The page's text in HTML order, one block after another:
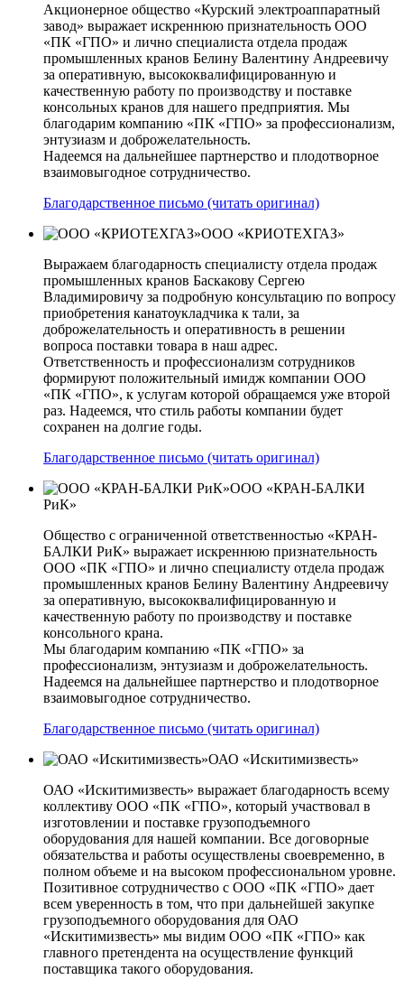
Акционерное общество «Курский электроаппаратный
завод» выражает искреннюю признательность ООО
«ПК «ГПО» и лично специалиста отдела продаж
промышленных кранов Белину Валентину Андреевичу
за оперативную, высококвалифицированную и
качественную работу по производству и поставке
консольных кранов для нашего предприятия. Мы
благодарим компанию «ПК «ГПО» за профессионализм,
энтузиазм и доброжелательность.
Надеемся на дальнейшее партнерство и плодотворное
взаимовыгодное сотрудничество.
Благодарственное письмо (читать оригинал)
ООО «КРИОТЕХГАЗ»
Выражаем благодарность специалисту отдела продаж
промышленных кранов Баскакову Сергею
Владимировичу за подробную консультацию по вопросу
приобретения канатоукладчика к тали, за
доброжелательность и оперативность в решении
вопроса поставки товара в наш адрес.
Ответственность и профессионализм сотрудников
формируют положительный имидж компании ООО
«ПК «ГПО», к услугам которой обращаемся уже второй
раз. Надеемся, что стиль работы компании будет
сохранен на долгие годы.
Благодарственное письмо (читать оригинал)
ООО «КРАН-БАЛКИ
РиК»
Общество с ограниченной ответственностью «КРАН-
БАЛКИ РиК» выражает искреннюю признательность
ООО «ПК «ГПО» и лично специалисту отдела продаж
промышленных кранов Белину Валентину Андреевичу
за оперативную, высококвалифицированную и
качественную работу по производству и поставке
консольного крана.
Мы благодарим компанию «ПК «ГПО» за
профессионализм, энтузиазм и доброжелательность.
Надеемся на дальнейшее партнерство и плодотворное
взаимовыгодное сотрудничество.
Благодарственное письмо (читать оригинал)
ОАО «Искитимизвесть»
ОАО «Искитимизвесть» выражает благодарность всему
коллективу ООО «ПК «ГПО», который участвовал в
изготовлении и поставке грузоподъемного
оборудования для нашей компании. Все договорные
обязательства и работы осуществлены своевременно, в
полном объеме и на высоком профессиональном уровне.
Позитивное сотрудничество с ООО «ПК «ГПО» дает
всем уверенность в том, что при дальнейшей закупке
грузоподъемного оборудования для ОАО
«Искитимизвесть» мы видим ООО «ПК «ГПО» как
главного претендента на осуществление функций
поставщика такого оборудования.